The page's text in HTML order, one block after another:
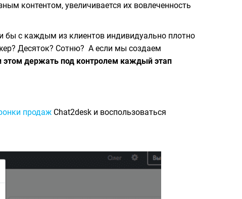
контентом, увеличивается их вовлеченность
бы с каждым из клиентов индивидуально плотно
Десяток? Сотню? А если мы создаем
этом держать под контролем каждый этап
продаж Chat2desk и воспользоваться